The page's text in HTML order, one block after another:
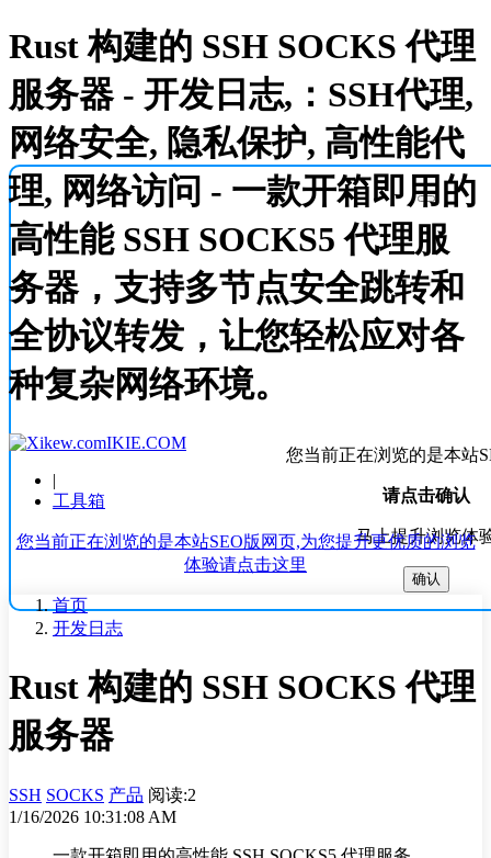
Rust 构建的 SSH SOCKS 代理
服务器 - 开发日志,：SSH代理,
网络安全, 隐私保护, 高性能代
理, 网络访问 - 一款开箱即用的
高性能 SSH SOCKS5 代理服
务器，支持多节点安全跳转和
全协议转发，让您轻松应对各
种复杂网络环境。
您当前正在浏览的是本站
请点击确认
马上提升浏览体
确认
IKIE.COM
|
工具箱
您当前正在浏览的是本站SEO版网页,为您提升更优质的浏览
体验请点击这里
首页
开发日志
Rust 构建的 SSH SOCKS 代理
服务器
SSH SOCKS 产品 阅读:2
1/16/2026 10:31:08 AM